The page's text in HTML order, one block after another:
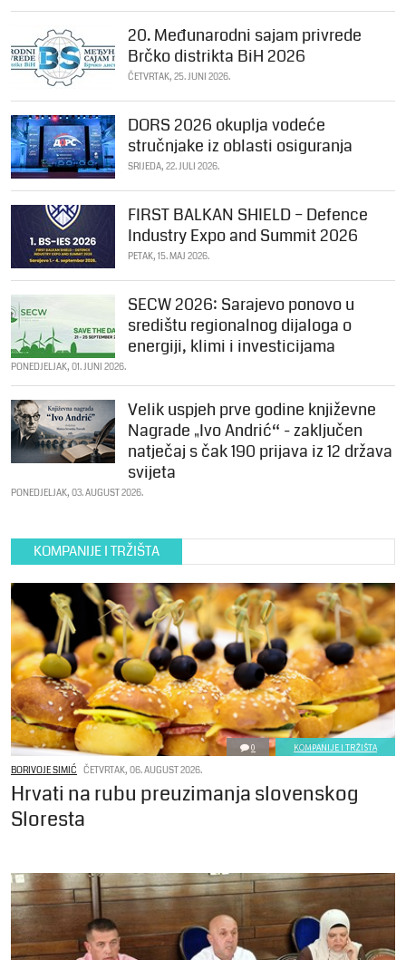
20. Međunarodni sajam privrede
Brčko distrikta BiH 2026
ČETVRTAK, 25. JUNI 2026.
DORS 2026 okuplja vodeće
stručnjake iz oblasti osiguranja
SRIJEDA, 22. JULI 2026.
FIRST BALKAN SHIELD – Defence
Industry Expo and Summit 2026
PETAK, 15. MAJ 2026.
SECW 2026: Sarajevo ponovo u
središtu regionalnog dijaloga o
energiji, klimi i investicijama
PONEDJELJAK, 01. JUNI 2026.
Velik uspjeh prve godine književne
Nagrade „Ivo Andrić“ - zaključen
natječaj s čak 190 prijava iz 12 država
svijeta
PONEDJELJAK, 03. AUGUST 2026.
KOMPANIJE I TRŽIŠTA
0 KOMPANIJE I TRŽIŠTA
BORIVOJE SIMIĆ ČETVRTAK, 06. AUGUST 2026.
Hrvati na rubu preuzimanja slovenskog
Sloresta